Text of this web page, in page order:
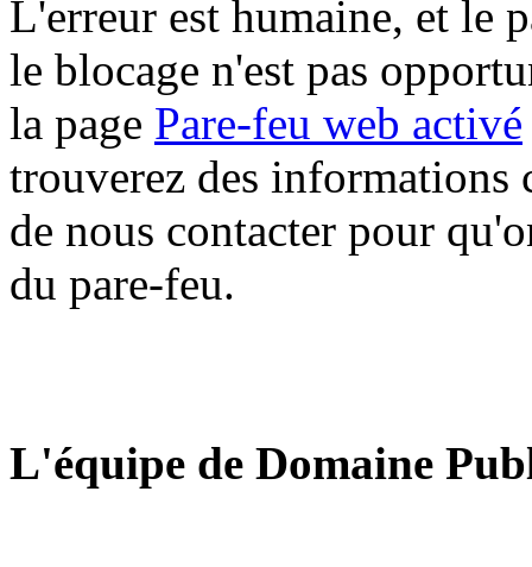
L'erreur est humaine, et le
le blocage n'est pas
la page Pare-feu web activé
trouverez des informations
de nous contacter pour
du pare-feu.
L'équipe de Domaine